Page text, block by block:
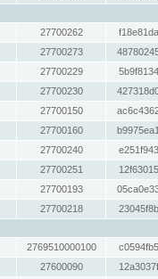
27700262
27700273
27700229
27700230
27700150
27700160
27700240
27700251
27700193
27700218
2769510000100
27600090